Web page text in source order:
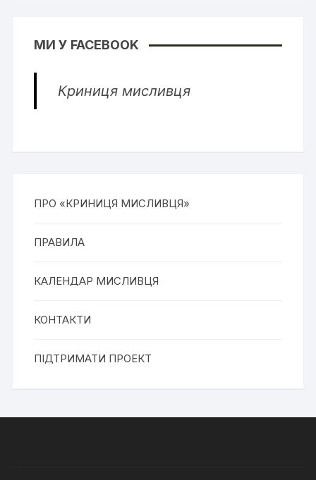
МИ У FACEBOOK
Криниця мисливця
ПРО «КРИНИЦЯ МИСЛИВЦЯ»
ПРАВИЛА
КАЛЕНДАР МИСЛИВЦЯ
КОНТАКТИ
ПІДТРИМАТИ ПРОЕКТ